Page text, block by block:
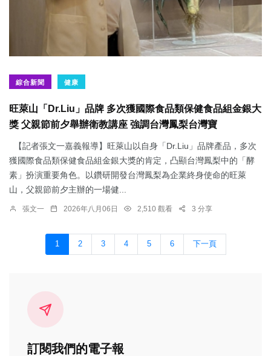
綜合新聞 健康
旺萊山「Dr.Liu」品牌 多次獲國際食品類保健食品組金銀大
獎 父親節前夕舉辦衛教講座 強調台灣鳳梨台灣寶
【記者張文一嘉義報導】旺萊山以自身「Dr.Liu」品牌產品，多次
獲國際食品類保健食品組金銀大獎的肯定，凸顯台灣鳳梨中的「酵
素」扮演重要角色。以鑽研開發台灣鳳梨為企業終身使命的旺萊
山，父親節前夕主辦的一場健...
張文一 2026年八月06日 2,510 觀看 3 分享
1 2 3 4 5 6 下一頁
訂閱我們的電子報